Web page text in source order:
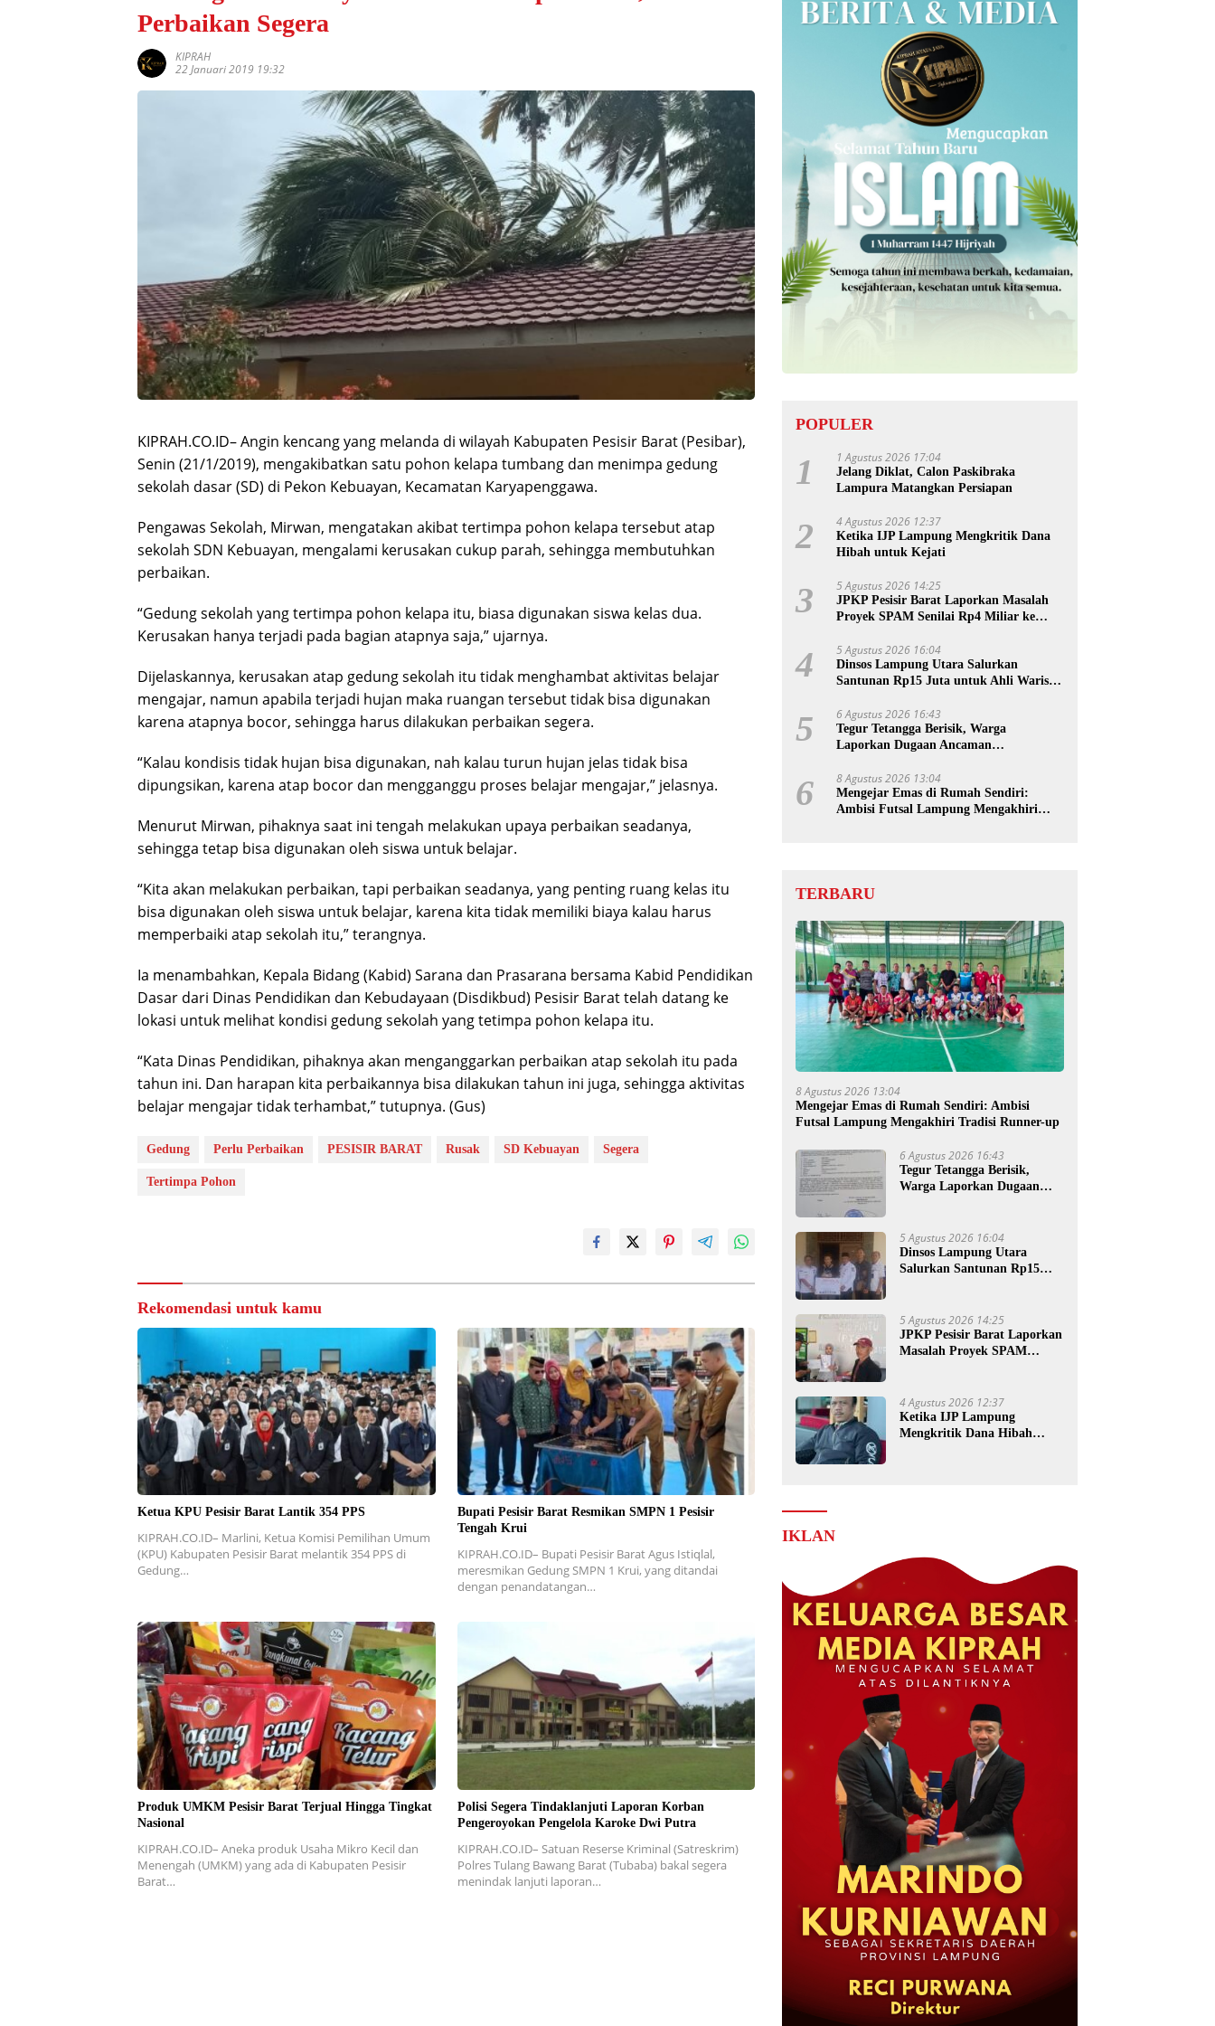
Perbaikan Segera
KIPRAH
22 Januari 2019 19:32
KIPRAH.CO.ID– Angin kencang yang melanda di wilayah Kabupaten Pesisir Barat (Pesibar),
Senin (21/1/2019), mengakibatkan satu pohon kelapa tumbang dan menimpa gedung
sekolah dasar (SD) di Pekon Kebuayan, Kecamatan Karyapenggawa.
Pengawas Sekolah, Mirwan, mengatakan akibat tertimpa pohon kelapa tersebut atap
sekolah SDN Kebuayan, mengalami kerusakan cukup parah, sehingga membutuhkan
perbaikan.
“Gedung sekolah yang tertimpa pohon kelapa itu, biasa digunakan siswa kelas dua.
Kerusakan hanya terjadi pada bagian atapnya saja,” ujarnya.
Dijelaskannya, kerusakan atap gedung sekolah itu tidak menghambat aktivitas belajar
mengajar, namun apabila terjadi hujan maka ruangan tersebut tidak bisa digunakan
karena atapnya bocor, sehingga harus dilakukan perbaikan segera.
“Kalau kondisis tidak hujan bisa digunakan, nah kalau turun hujan jelas tidak bisa
dipungsikan, karena atap bocor dan mengganggu proses belajar mengajar,” jelasnya.
Menurut Mirwan, pihaknya saat ini tengah melakukan upaya perbaikan seadanya,
sehingga tetap bisa digunakan oleh siswa untuk belajar.
“Kita akan melakukan perbaikan, tapi perbaikan seadanya, yang penting ruang kelas itu
bisa digunakan oleh siswa untuk belajar, karena kita tidak memiliki biaya kalau harus
memperbaiki atap sekolah itu,” terangnya.
Ia menambahkan, Kepala Bidang (Kabid) Sarana dan Prasarana bersama Kabid Pendidikan
Dasar dari Dinas Pendidikan dan Kebudayaan (Disdikbud) Pesisir Barat telah datang ke
lokasi untuk melihat kondisi gedung sekolah yang tetimpa pohon kelapa itu.
“Kata Dinas Pendidikan, pihaknya akan menganggarkan perbaikan atap sekolah itu pada
tahun ini. Dan harapan kita perbaikannya bisa dilakukan tahun ini juga, sehingga aktivitas
belajar mengajar tidak terhambat,” tutupnya. (Gus)
Gedung Perlu Perbaikan PESISIR BARAT Rusak SD Kebuayan Segera
Tertimpa Pohon
Rekomendasi untuk kamu
Ketua KPU Pesisir Barat Lantik 354 PPS
KIPRAH.CO.ID– Marlini, Ketua Komisi Pemilihan Umum
(KPU) Kabupaten Pesisir Barat melantik 354 PPS di
Gedung…
Bupati Pesisir Barat Resmikan SMPN 1 Pesisir
Tengah Krui
KIPRAH.CO.ID– Bupati Pesisir Barat Agus Istiqlal,
meresmikan Gedung SMPN 1 Krui, yang ditandai
dengan penandatangan…
Produk UMKM Pesisir Barat Terjual Hingga Tingkat
Nasional
KIPRAH.CO.ID– Aneka produk Usaha Mikro Kecil dan
Menengah (UMKM) yang ada di Kabupaten Pesisir
Barat…
Polisi Segera Tindaklanjuti Laporan Korban
Pengeroyokan Pengelola Karoke Dwi Putra
KIPRAH.CO.ID– Satuan Reserse Kriminal (Satreskrim)
Polres Tulang Bawang Barat (Tubaba) bakal segera
menindak lanjuti laporan…
POPULER
1 1 Agustus 2026 17:04
Jelang Diklat, Calon Paskibraka
Lampura Matangkan Persiapan
2 4 Agustus 2026 12:37
Ketika IJP Lampung Mengkritik Dana
Hibah untuk Kejati
3 5 Agustus 2026 14:25
JPKP Pesisir Barat Laporkan Masalah
Proyek SPAM Senilai Rp4 Miliar ke
4 5 Agustus 2026 16:04
Dinsos Lampung Utara Salurkan
Santunan Rp15 Juta untuk Ahli Waris
5 6 Agustus 2026 16:43
Tegur Tetangga Berisik, Warga
Laporkan Dugaan Ancaman
6 8 Agustus 2026 13:04
Mengejar Emas di Rumah Sendiri:
Ambisi Futsal Lampung Mengakhiri
TERBARU
8 Agustus 2026 13:04
Mengejar Emas di Rumah Sendiri: Ambisi
Futsal Lampung Mengakhiri Tradisi Runner-up
6 Agustus 2026 16:43
Tegur Tetangga Berisik,
Warga Laporkan Dugaan
5 Agustus 2026 16:04
Dinsos Lampung Utara
Salurkan Santunan Rp15
5 Agustus 2026 14:25
JPKP Pesisir Barat Laporkan
Masalah Proyek SPAM
4 Agustus 2026 12:37
Ketika IJP Lampung
Mengkritik Dana Hibah
IKLAN